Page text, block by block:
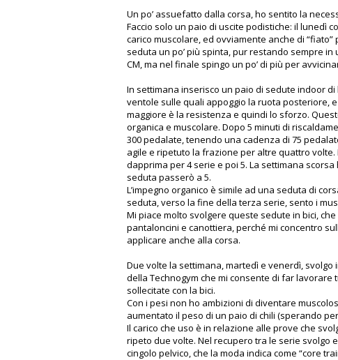
Un po’ assuefatto dalla corsa, ho sentito la
Faccio solo un paio di uscite podistiche: il lunedì
carico muscolare, ed ovviamente anche di
seduta un po’ più spinta, pur restando sempre in
CM, ma nel finale spingo un po’ di più per
In settimana inserisco un paio di sedute indoor
ventole sulle quali appoggio la ruota posteriore,
maggiore è la resistenza e quindi lo sforzo.
organica e muscolare. Dopo 5 minuti di
300 pedalate, tenendo una cadenza di 75
agile e ripetuto la frazione per altre quattro
dapprima per 4 serie e poi 5. La settimana
seduta passerò a 5.
L’impegno organico è simile ad una seduta di
seduta, verso la fine della terza serie, sento i
Mi piace molto svolgere queste sedute in bici,
pantaloncini e canottiera, perché mi concentro
applicare anche alla corsa.
Due volte la settimana, martedì e venerdì, svolgo
della Technogym che mi consente di far lavorare
sollecitate con la bici.
Con i pesi non ho ambizioni di diventare
aumentato il peso di un paio di chili (sperando
Il carico che uso è in relazione alle prove che
ripeto due volte. Nel recupero tra le serie svolgo
cingolo pelvico, che la moda indica come “core